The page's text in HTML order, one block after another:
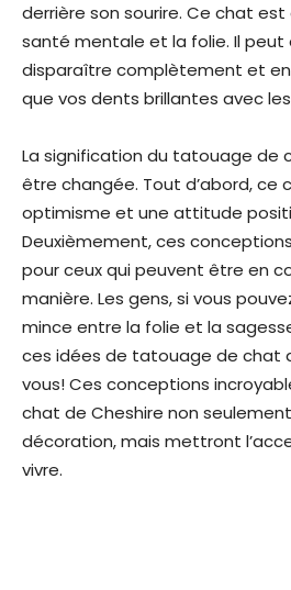
derrière son sourire. Ce chat
santé mentale et la folie. Il
disparaître complètement et
que vos dents brillantes avec
La signification du tatouage de
être changée. Tout d’abord, ce
optimisme et une attitude
Deuxièmement, ces
pour ceux qui peuvent être en
manière. Les gens, si vous
mince entre la folie et la
ces idées de tatouage de chat
vous! Ces conceptions
chat de Cheshire non
décoration, mais mettront
vivre.